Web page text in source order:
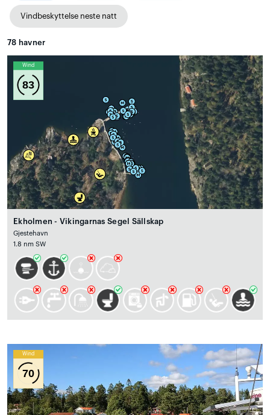
Vindbeskyttelse neste natt
78 havner
Wind
83
Ekholmen - Vikingarnas Segel Sällskap
Gjestehavn
1.8 nm SW
Wind
70